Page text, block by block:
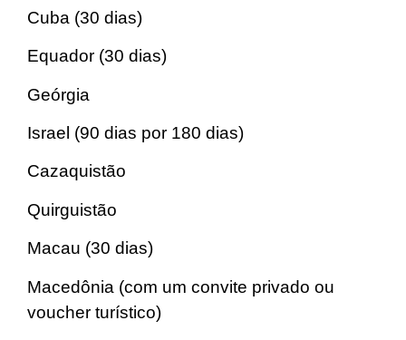
Cuba (30 dias)
Equador (30 dias)
Geórgia
Israel (90 dias por 180 dias)
Cazaquistão
Quirguistão
Macau (30 dias)
Macedônia (com um convite privado ou
voucher turístico)